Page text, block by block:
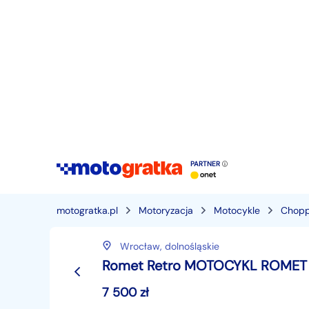
PARTNER
motogratka.pl Motoryzacja Motocykle
Wrocław, dolnośląskie
Romet Retro MOTOCYKL
7 500zł